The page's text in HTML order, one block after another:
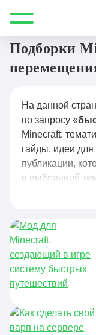
Все для Minecraft
Подборки
На данной
по запросу «
Minecraft:
гайды, идеи
публикации,
в выбранной